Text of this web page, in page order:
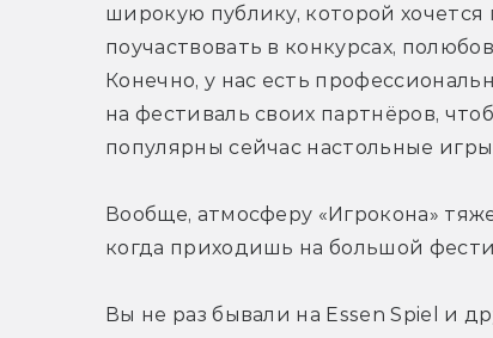
широкую публику, которой хочется
поучаствовать в конкурсах,
Конечно, у нас есть
на фестиваль своих партнёров,
популярны сейчас настольные
Вообще, атмосферу «Игрокона»
когда приходишь на большой
Вы не раз бывали на Essen Spiel и